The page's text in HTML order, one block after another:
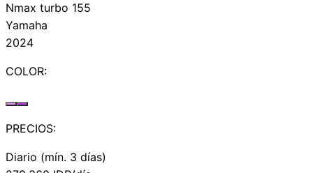
Nmax turbo 155
Yamaha
2024
COLOR:
PRECIOS:
Diario (mín. 3 días)